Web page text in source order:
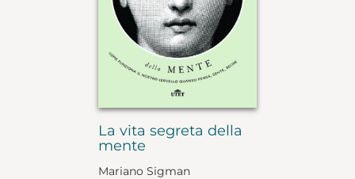
La vita segreta della
mente
Mariano Sigman